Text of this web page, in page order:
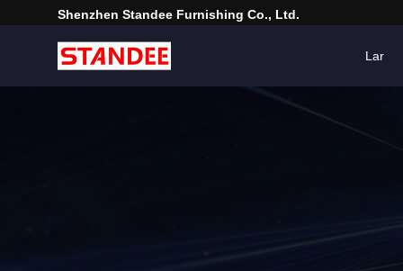
Shenzhen Standee Furnishing Co., Ltd.
Lar